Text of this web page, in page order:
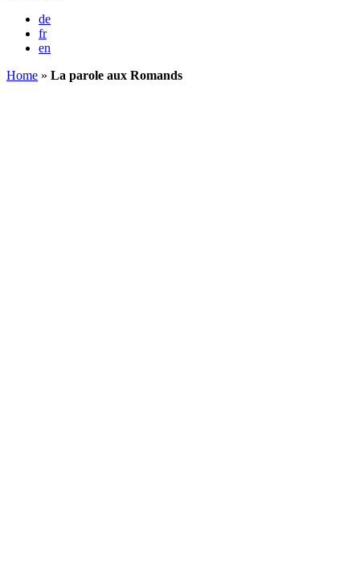
de
fr
en
Home » La parole aux Romands